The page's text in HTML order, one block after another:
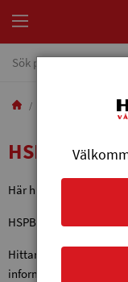
HSPB 1000
Här hittar du
HSPB 1000 finns i en
Hittar du inte det du
information.